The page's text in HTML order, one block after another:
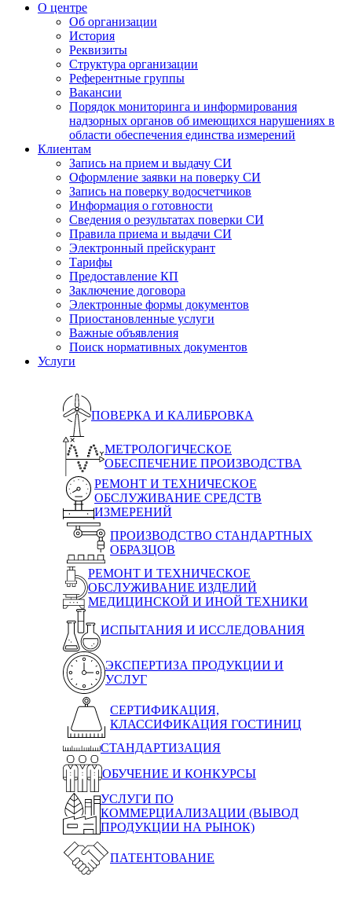
О центре
Об организации
История
Реквизиты
Структура организации
Референтные группы
Вакансии
Порядок мониторинга и информирования
надзорных органов об имеющихся нарушениях в
области обеспечения единства измерений
Клиентам
Запись на прием и выдачу СИ
Оформление заявки на поверку СИ
Запись на поверку водосчетчиков
Информация о готовности
Сведения о результатах поверки СИ
Правила приема и выдачи СИ
Электронный прейскурант
Тарифы
Предоставление КП
Заключение договора
Электронные формы документов
Приостановленные услуги
Важные объявления
Поиск нормативных документов
Услуги
ПОВЕРКА И КАЛИБРОВКА
МЕТРОЛОГИЧЕСКОЕ
ОБЕСПЕЧЕНИЕ ПРОИЗВОДСТВА
РЕМОНТ И ТЕХНИЧЕСКОЕ
ОБСЛУЖИВАНИЕ СРЕДСТВ
ИЗМЕРЕНИЙ
ПРОИЗВОДСТВО СТАНДАРТНЫХ
ОБРАЗЦОВ
РЕМОНТ И ТЕХНИЧЕСКОЕ
ОБСЛУЖИВАНИЕ ИЗДЕЛИЙ
МЕДИЦИНСКОЙ И ИНОЙ ТЕХНИКИ
ИСПЫТАНИЯ И ИССЛЕДОВАНИЯ
ЭКСПЕРТИЗА ПРОДУКЦИИ И
УСЛУГ
СЕРТИФИКАЦИЯ,
КЛАССИФИКАЦИЯ ГОСТИНИЦ
СТАНДАРТИЗАЦИЯ
ОБУЧЕНИЕ И КОНКУРСЫ
УСЛУГИ ПО
КОММЕРЦИАЛИЗАЦИИ (ВЫВОД
ПРОДУКЦИИ НА РЫНОК)
ПАТЕНТОВАНИЕ